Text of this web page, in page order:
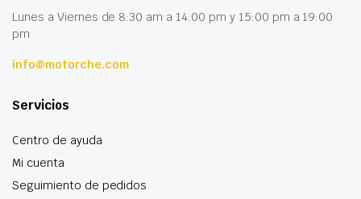
Lunes a Viernes de 8:30 am a 14:00 pm y 15:00 pm a 19:00
pm
info@motorche.com
Servicios
Centro de ayuda
Mi cuenta
Seguimiento de pedidos